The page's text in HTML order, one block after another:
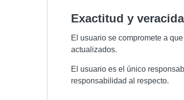
exactitud y
El usuario se compromete a
actualizados.
El usuario es el único
responsabilidad al respecto.